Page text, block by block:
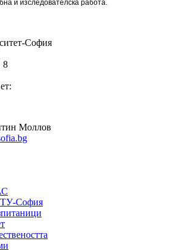
и изследователска работа.
София
8
Моллов
София